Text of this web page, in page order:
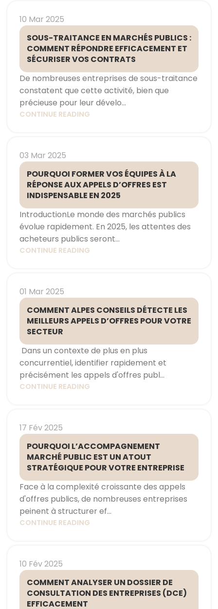
10 Mar 2025
SOUS-TRAITANCE EN MARCHÉS PUBLICS :
COMMENT RÉPONDRE EFFICACEMENT ET
SÉCURISER VOS CONTRATS
De nombreuses entreprises de sous-traitance
constatent que cette activité, bien que
précieuse pour leur dévelo...
CONTINUE READING
03 Mar 2025
POURQUOI FORMER VOS ÉQUIPES À LA
RÉPONSE AUX APPELS D’OFFRES EST
INDISPENSABLE EN 2025
IntroductionLe monde des marchés publics
évolue rapidement. En 2025, les attentes des
acheteurs publics seront...
CONTINUE READING
01 Mar 2025
COMMENT ALPES CONSEILS DÉTECTE LES
MEILLEURS APPELS D’OFFRES POUR VOTRE
SECTEUR
Dans un contexte de plus en plus
concurrentiel, identifier rapidement et
précisément les appels d'offres publ...
CONTINUE READING
17 Fév 2025
POURQUOI L’ACCOMPAGNEMENT
MARCHÉ PUBLIC EST UN ATOUT
STRATÉGIQUE POUR VOTRE ENTREPRISE
Face à la complexité croissante des appels
d'offres publics, de nombreuses entreprises
peinent à structurer ef...
CONTINUE READING
10 Fév 2025
COMMENT ANALYSER UN DOSSIER DE
CONSULTATION DES ENTREPRISES (DCE)
EFFICACEMENT